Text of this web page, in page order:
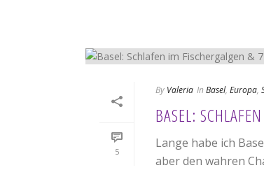
5
By Valeria In Basel, Europa,
BASEL:
Lange habe ich
aber den wahren